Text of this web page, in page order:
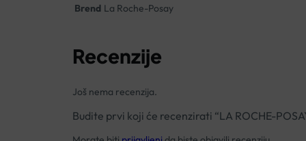
Brend La Roche-Posay
Recenzije
Još nema recenzija.
Budite prvi koji će recenzirati “LA ROCHE-